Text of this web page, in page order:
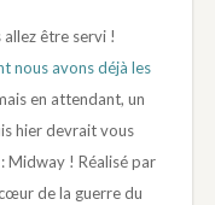
allez être servi !
nous avons déjà les
en attendant, un
hier devrait vous
Midway ! Réalisé par
de la guerre du